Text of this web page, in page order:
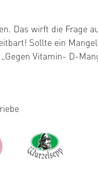
Das wirft die Frage
Sollte ein
Vitamin- D-